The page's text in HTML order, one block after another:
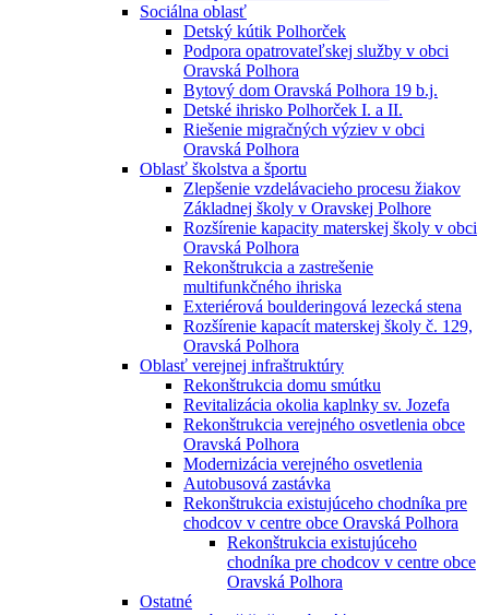
Sociálna oblasť
Detský kútik Polhorček
Podpora opatrovateľskej služby v obci
Oravská Polhora
Bytový dom Oravská Polhora 19 b.j.
Detské ihrisko Polhorček I. a II.
Riešenie migračných výziev v obci
Oravská Polhora
Oblasť školstva a športu
Zlepšenie vzdelávacieho procesu žiakov
Základnej školy v Oravskej Polhore
Rozšírenie kapacity materskej školy v obci
Oravská Polhora
Rekonštrukcia a zastrešenie
multifunkčného ihriska
Exteriérová boulderingová lezecká stena
Rozšírenie kapacít materskej školy č. 129,
Oravská Polhora
Oblasť verejnej infraštruktúry
Rekonštrukcia domu smútku
Revitalizácia okolia kaplnky sv. Jozefa
Rekonštrukcia verejného osvetlenia obce
Oravská Polhora
Modernizácia verejného osvetlenia
Autobusová zastávka
Rekonštrukcia existujúceho chodníka pre
chodcov v centre obce Oravská Polhora
Rekonštrukcia existujúceho
chodníka pre chodcov v centre obce
Oravská Polhora
Ostatné